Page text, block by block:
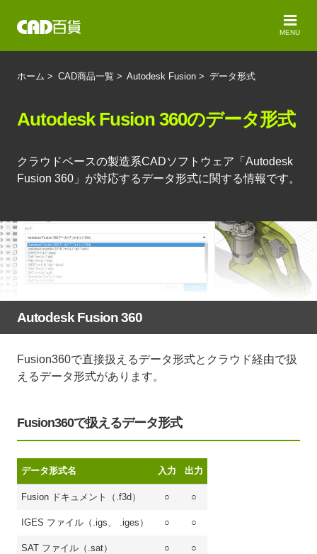
MENU
ホーム > CAD商品一覧 > Autodesk Fusion > データ形式
Autodesk Fusion 360のデータ形式
クラウドベースの製造系CADソフトウェア「Autodesk
Fusion 360」が対応するデータ形式に関する情報です。
Autodesk Fusion 360
Fusion360で直接扱えるデータ形式とクラウド経由で扱
えるデータ形式があります。
Fusion360で扱えるデータ形式
データ形式名 入力 出力
Fusion ドキュメント（.f3d） ○ ○
IGES ファイル（.igs、 .iges） ○ ○
SAT ファイル（.sat） ○ ○